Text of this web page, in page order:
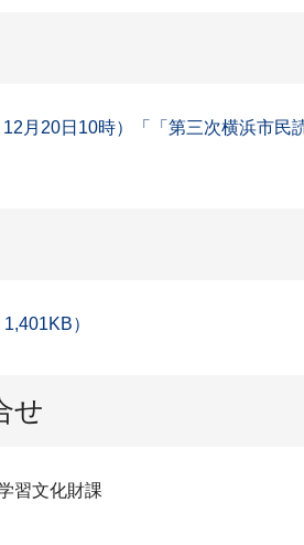
月20日10時）「「第三次横浜市
）
せ
習文化財課